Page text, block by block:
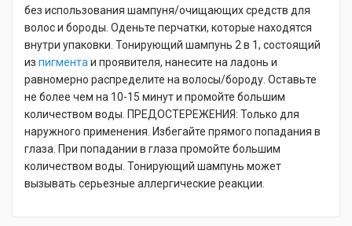
без использования шампуня/очищающих средств для
волос и бороды. Оденьте перчатки, которые находятся
внутри упаковки. Тонирующий шампунь 2 в 1, состоящий
из пигмента и проявителя, нанесите на ладонь и
равномерно распределите на волосы/бороду. Оставьте
не более чем на 10-15 минут и промойте большим
количеством воды. ПРЕДОСТЕРЕЖЕНИЯ: Только для
наружного применения. Избегайте прямого попадания в
глаза. При попадании в глаза промойте большим
количеством воды. Тонирующий шампунь может
вызывать серьезные аллергические реакции.